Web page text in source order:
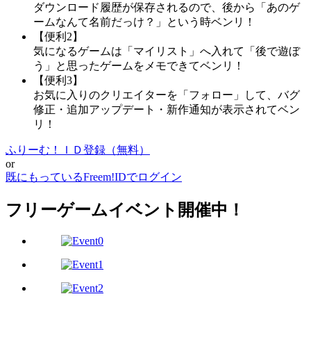
ダウンロード履歴が保存されるので、後から「あのゲ
ームなんて名前だっけ？」という時ベンリ！
【便利2】
気になるゲームは「マイリスト」へ入れて「後で遊ぼ
う」と思ったゲームをメモできてベンリ！
【便利3】
お気に入りのクリエイターを「フォロー」して、バグ
修正・追加アップデート・新作通知が表示されてベン
リ！
ふりーむ！ＩＤ登録（無料）
or
既にもっているFreem!IDでログイン
フリーゲームイベント開催中！